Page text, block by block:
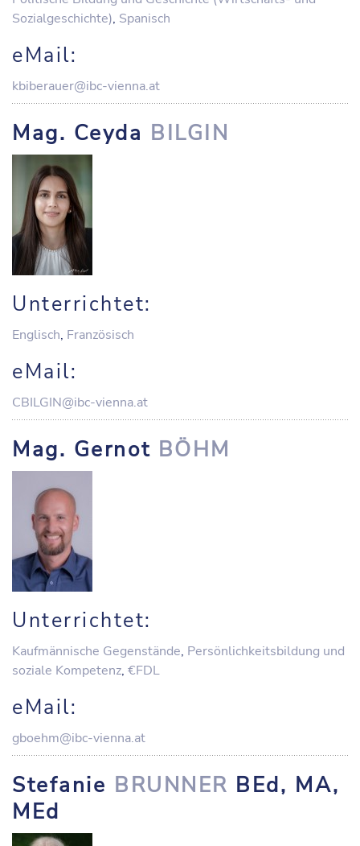
Sozialgeschichte), Spanisch
eMail:
kbiberauer@ibc-vienna.at
Mag. Ceyda BILGIN
Unterrichtet:
Englisch, Französisch
eMail:
CBILGIN@ibc-vienna.at
Mag. Gernot BÖHM
Unterrichtet:
Kaufmännische Gegenstände, Persönlichkeitsbildung und
soziale Kompetenz, €FDL
eMail:
gboehm@ibc-vienna.at
Stefanie BRUNNER BEd, MA,
MEd